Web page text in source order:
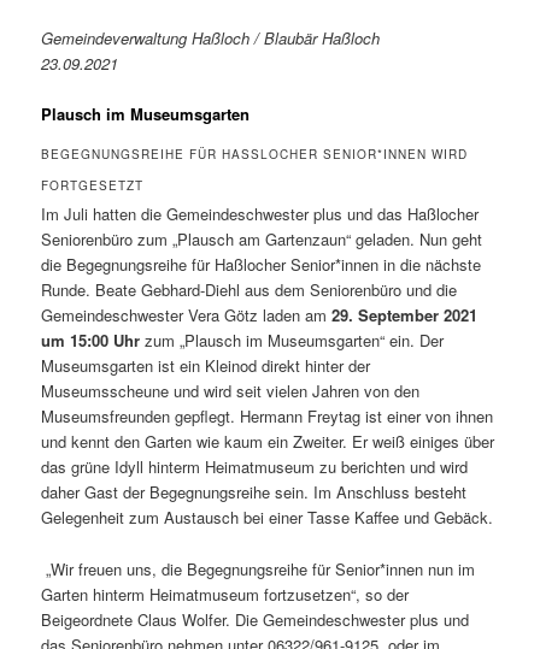
Gemeindeverwaltung Haßloch / Blaubär Haßloch
23.09.2021
Plausch im Museumsgarten
BEGEGNUNGSREIHE FÜR HASSLOCHER SENIOR*INNEN WIRD F
ORTGESETZT
Im Juli hatten die Gemeindeschwester plus und das Haßlocher
Seniorenbüro zum „Plausch am Gartenzaun“ geladen. Nun geht
die Begegnungsreihe für Haßlocher Senior*innen in die nächste
Runde. Beate Gebhard-Diehl aus dem Seniorenbüro und die
Gemeindeschwester Vera Götz laden am29. September 2021
um 15:00 Uhr zum „Plausch im Museumsgarten“ ein. Der
Museumsgarten ist ein Kleinod direkt hinter der
Museumsscheune und wird seit vielen Jahren von den
Museumsfreunden gepflegt. Hermann Freytag ist einer von ihnen
und kennt den Garten wie kaum ein Zweiter. Er weiß einiges über
das grüne Idyll hinterm Heimatmuseum zu berichten und wird
daher Gast der Begegnungsreihe sein. Im Anschluss besteht
Gelegenheit zum Austausch bei einer Tasse Kaffee und Gebäck.
„Wir freuen uns, die Begegnungsreihe für Senior*innen nun im
Garten hinterm Heimatmuseum fortzusetzen“, so der
Beigeordnete Claus Wolfer. Die Gemeindeschwester plus und
das Seniorenbüro nehmen unter 06322/961-9125 oder im